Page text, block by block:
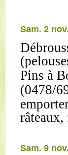
Sam. 2
Pins à
(0478/
râteaux,
Sam. 9